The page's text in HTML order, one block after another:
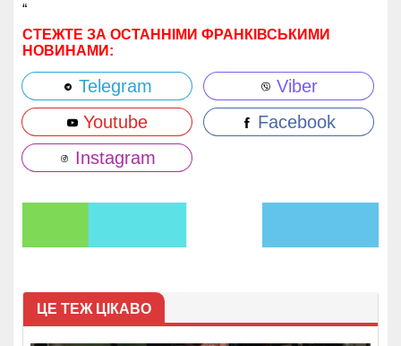
“
СТЕЖТЕ ЗА ОСТАННІМИ ФРАНКІВСЬКИМИ
НОВИНАМИ:
Telegram
Viber
Youtube
Facebook
Instagram
ЦЕ ТЕЖ ЦІКАВО